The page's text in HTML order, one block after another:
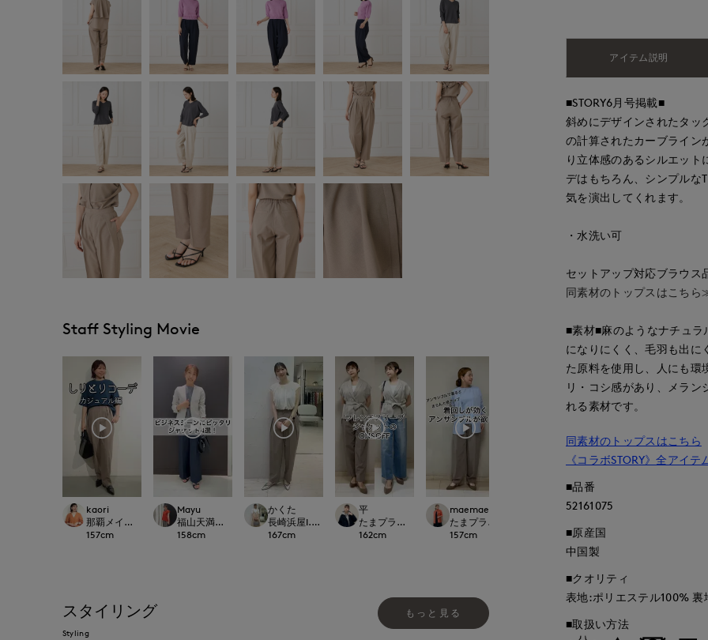
Staff Styling Movie
kaori
那覇メインプレイスI.T.'S.international
157cm
Mayu
福山天満屋店INED/7-IDconcept./Maglie
158cm
かくた
長崎浜屋I.T.'S. international/7-IDconcept.
167cm
平
たまプラーザ東急I.T.'S.international
162cm
maemae
たまプラーザ東急I.T.'S.international
157cm cm
スタイリング
Styling
もっと見る
アイテム説明
■STORY6月号掲載■
斜めにデザインされたタッ
の計算されたカーブライン
り立体感のあるシルエッ
デはもちろん、シンプルな
気を演出してくれます。
・水洗い可
セットアップ対応ブラウス
同素材のトップスはこちら
■素材■麻のようなナチュ
になりにくく、毛羽も出に
た原料を使用し、人にも環
リ・コシ感があり、メラン
れる素材です。
同素材のトップスはこちら
《コラボSTORY》全アイテ
■品番
52161075
■原産国
中国製
■クオリティ
表地:ポリエステル100%
■取扱い方法